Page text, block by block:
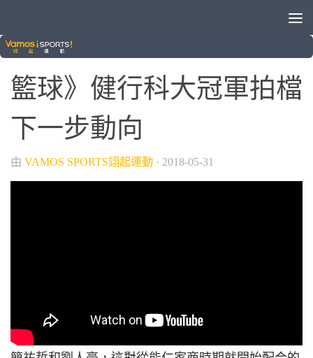
VAMOS自製節目
籃球》健行科大冠軍拍檔
下一步動向
由 VAMOS SPORTS翊起運動 · 2018-05-31